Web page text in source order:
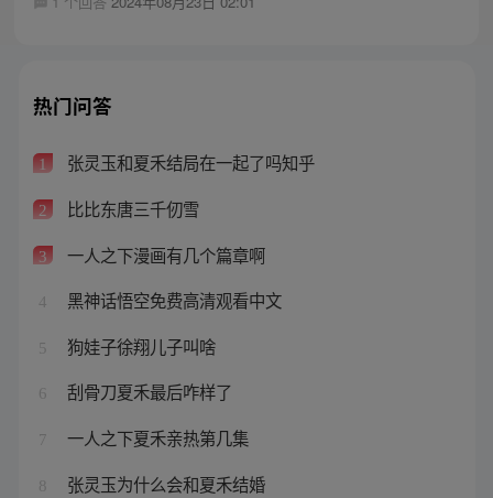
热门问答
1 张灵玉和夏禾结局在一起了吗知乎
2 比比东唐三千仞雪
3 一人之下漫画有几个篇章啊
4 黑神话悟空免费高清观看中文
5 狗娃子徐翔儿子叫啥
6 刮骨刀夏禾最后咋样了
7 一人之下夏禾亲热第几集
8 张灵玉为什么会和夏禾结婚